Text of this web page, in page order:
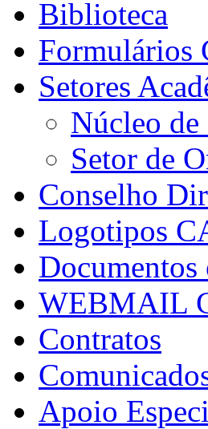
Biblioteca
Formulários
Setores
Núcleo
Setor de
Conselho
Logotipos
WEBMAIL
Contratos
Apoio